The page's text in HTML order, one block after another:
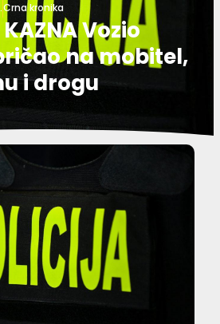
Crna kronika
KAZNA Vozio
na mobitel,
i drogu